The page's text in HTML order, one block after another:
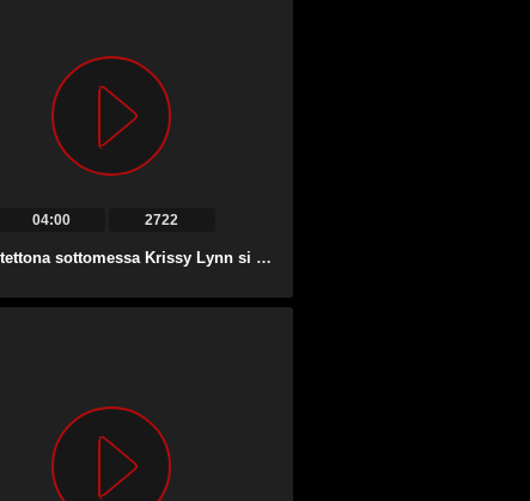
04:00 2722
La rossa tettona sottomessa Krissy Lynn si mette in ginocchio e fa un pompino.